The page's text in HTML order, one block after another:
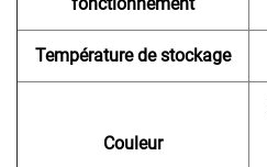
Température de stockage
Couleur